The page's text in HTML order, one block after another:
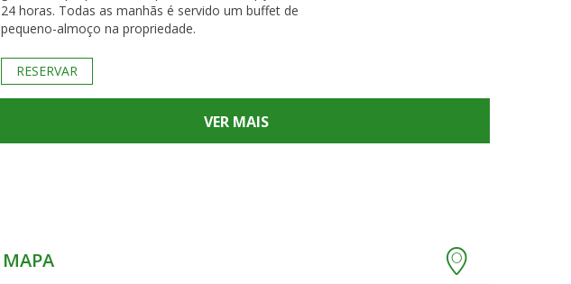
24 horas. Todas as manhãs é servido um buffet de
pequeno-almoço na propriedade.
RESERVAR
VER MAIS
MAPA